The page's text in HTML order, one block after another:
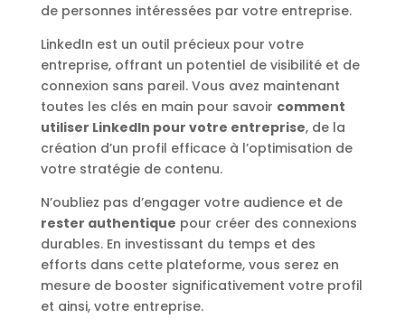
de personnes intéressées par votre entreprise.
LinkedIn est un outil précieux pour votre
entreprise, offrant un potentiel de visibilité et de
connexion sans pareil. Vous avez maintenant
toutes les clés en main pour savoir comment
utiliser LinkedIn pour votre entreprise, de la
création d’un profil efficace à l’optimisation de
votre stratégie de contenu.
N’oubliez pas d’engager votre audience et de
rester authentique pour créer des connexions
durables. En investissant du temps et des
efforts dans cette plateforme, vous serez en
mesure de booster significativement votre profil
et ainsi, votre entreprise.